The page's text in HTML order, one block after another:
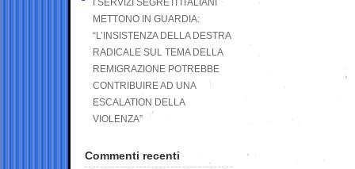
I SERVIZI SEGRETI ITALIANI
METTONO IN GUARDIA:
“L’INSISTENZA DELLA DESTRA
RADICALE SUL TEMA DELLA
REMIGRAZIONE POTREBBE
CONTRIBUIRE AD UNA
ESCALATION DELLA
VIOLENZA”
Commenti recenti